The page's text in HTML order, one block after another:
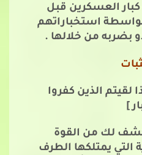
العسكرين قبل
بواسطة استخباراتهم
من خلالها .
لقيتم الذين كفروا
]
لك من القوة
التي يمتلكها الطرف